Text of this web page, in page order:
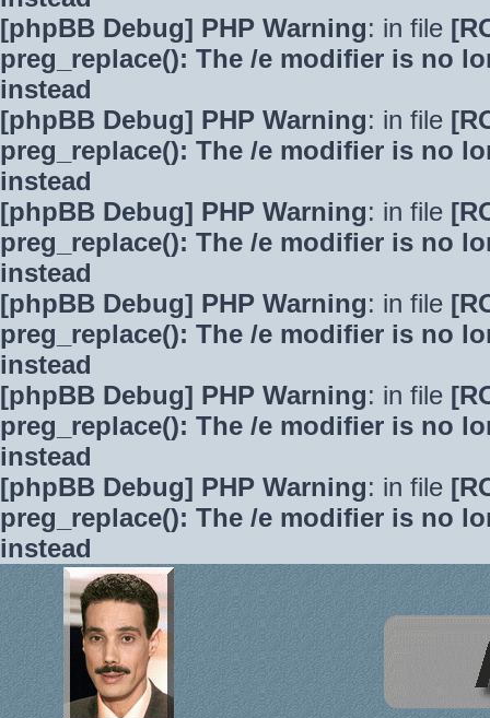
[phpBB Debug] PHP Warning: in file
preg_replace(): The /e modifier is no
instead
[phpBB Debug] PHP Warning: in file
preg_replace(): The /e modifier is no
instead
[phpBB Debug] PHP Warning: in file
preg_replace(): The /e modifier is no
instead
[phpBB Debug] PHP Warning: in file
preg_replace(): The /e modifier is no
instead
[phpBB Debug] PHP Warning: in file
preg_replace(): The /e modifier is no
instead
[phpBB Debug] PHP Warning: in file
preg_replace(): The /e modifier is no
instead